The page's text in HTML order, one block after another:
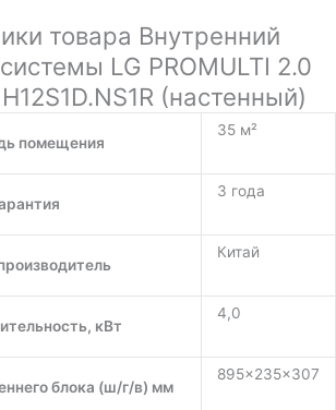
товара Внутренний
LG PROMULTI 2.0
(настенный)
помещения
35 м²
3 года
Китай
кВт
4,0
блока (ш/г/в) мм
895×235×307